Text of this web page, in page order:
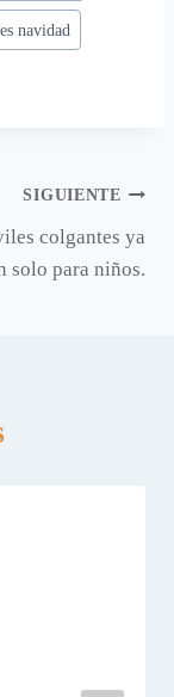
navidad
SIGUIENTE
colgantes ya
solo para niños.